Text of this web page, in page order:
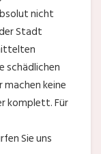
nicht
Stadt
schädlichen
keine
komplett. Für
Sie uns